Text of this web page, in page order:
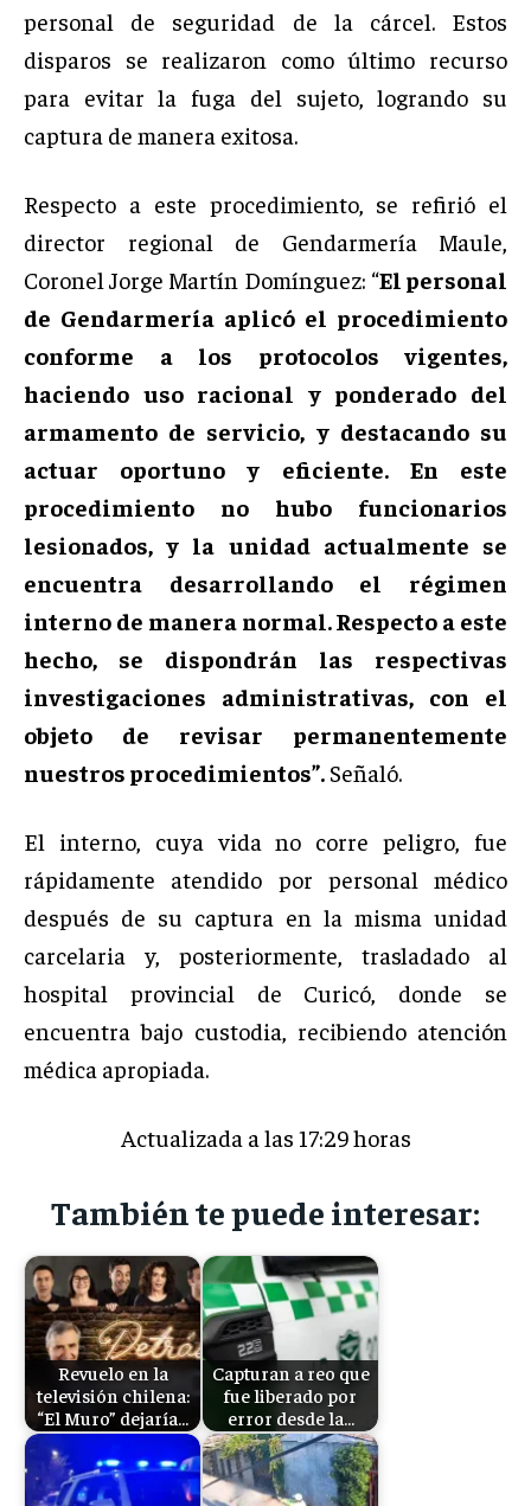
personal de seguridad de la cárcel. Estos
disparos se realizaron como último recurso
para evitar la fuga del sujeto, logrando su
captura de manera exitosa.
Respecto a este procedimiento, se refirió el
director regional de Gendarmería Maule,
Coronel Jorge Martín Domínguez: “El personal
de Gendarmería aplicó el procedimiento
conforme a los protocolos vigentes,
haciendo uso racional y ponderado del
armamento de servicio, y destacando su
actuar oportuno y eficiente. En este
procedimiento no hubo funcionarios
lesionados, y la unidad actualmente se
encuentra desarrollando el régimen
interno de manera normal. Respecto a este
hecho, se dispondrán las respectivas
investigaciones administrativas, con el
objeto de revisar permanentemente
nuestros procedimientos”. Señaló.
El interno, cuya vida no corre peligro, fue
rápidamente atendido por personal médico
después de su captura en la misma unidad
carcelaria y, posteriormente, trasladado al
hospital provincial de Curicó, donde se
encuentra bajo custodia, recibiendo atención
médica apropiada.
Actualizada a las 17:29 horas
También te puede interesar:
Revuelo en la
televisión chilena:
“El Muro” dejaría…
Capturan a reo que
fue liberado por
error desde la…